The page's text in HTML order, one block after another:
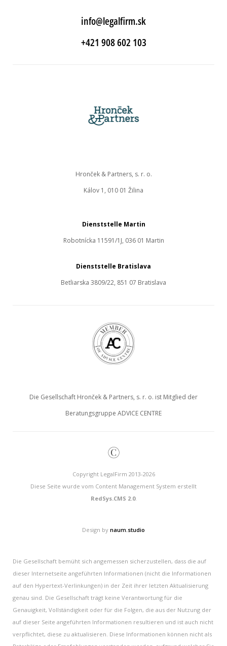
info@legalfirm.sk
+421 908 602 103
Dienststelle Martin
Robotnícka 11591/1J, 036 01 Martin
Hronček & Partners, s. r. o.
Kálov 1, 010 01 Žilina
Dienststelle Bratislava
Betliarska 3809/22, 851 07 Bratislava
Die Gesellschaft Hronček & Partners, s. r. o. ist Mitglied der
Beratungsgruppe ADVICE CENTRE
©
Copyright LegalFirm 2013-2026
Diese Seite wurde vom Content Management System erstellt
RedSys.CMS 2.0.
Design by naum.studio
Die Gesellschaft bemüht sich angemessen sicherzustellen, dass die auf
dieser Internetseite angeführten Informationen (nicht die Informationen
auf den Hypertext-Verlinkungen) in der Zeit ihrer letzten Aktualisierung
genau sind. Die Gesellschaft trägt keine Verantwortung für die
Genauigkeit, Vollständigkeit oder für die Folgen, die aus der Nutzung der
auf dieser Seite angeführten Informationen resultieren und ist auch nicht
verpflichtet, diese zu aktualisieren. Diese Informationen können nicht als